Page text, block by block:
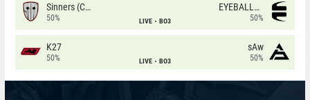
Sinners (CZ)
50% LIVE BO3
EYEBALLERS
50%
K27
50% LIVE BO3
sAw
50%